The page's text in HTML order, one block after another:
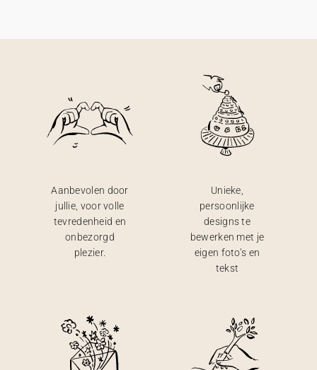
Aanbevolen door
jullie, voor volle
tevredenheid en
onbezorgd
plezier.
Unieke,
persoonlijke
designs te
bewerken met je
eigen foto’s en
tekst